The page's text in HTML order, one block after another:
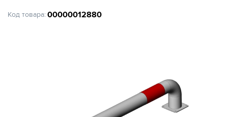
Код товара: 00000012880